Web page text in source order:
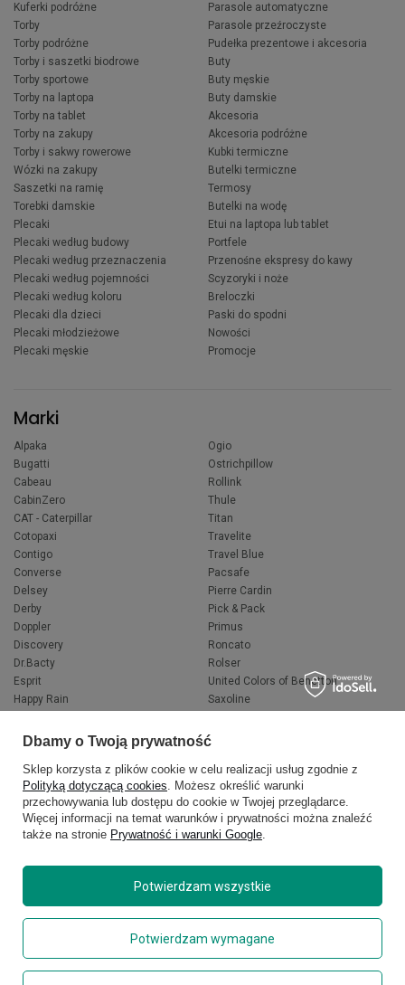
Kuferki podróżne
Torby
Torby podróżne
Torby i saszetki biodrowe
Torby sportowe
Torby na laptopa
Torby na tablet
Torby na zakupy
Torby i sakwy rowerowe
Wózki na zakupy
Saszetki na ramię
Torebki damskie
Plecaki
Plecaki według budowy
Plecaki według przeznaczenia
Plecaki według pojemności
Plecaki według koloru
Plecaki dla dzieci
Plecaki młodzieżowe
Plecaki męskie
Parasole automatyczne
Parasole przeźroczyste
Pudełka prezentowe i akcesoria
Buty
Buty męskie
Buty damskie
Akcesoria
Akcesoria podróżne
Kubki termiczne
Butelki termiczne
Termosy
Butelki na wodę
Etui na laptopa lub tablet
Portfele
Przenośne ekspresy do kawy
Scyzoryki i noże
Breloczki
Paski do spodni
Nowości
Promocje
Marki
Alpaka
Bugatti
Cabeau
CabinZero
CAT - Caterpillar
Cotopaxi
Contigo
Converse
Delsey
Derby
Doppler
Discovery
Dr.Bacty
Esprit
Happy Rain
Hedgren
Jeep
Knirps
LEGO
Muitomas
National Geographic
Ogio
Ostrichpillow
Rollink
Thule
Titan
Travelite
Travel Blue
Pacsafe
Pierre Cardin
Pick & Pack
Primus
Roncato
Rolser
United Colors of Benetton
Saxoline
Wenger
Volkswagen
XD Design
Zojirushi
FLYNKA
VANS
Dbamy o Twoją prywatność
Sklep korzysta z plików cookie w celu realizacji usług zgodnie z
Polityką dotyczącą cookies. Możesz określić warunki
przechowywania lub dostępu do cookie w Twojej przeglądarce.
Więcej informacji na temat warunków i prywatności można znaleźć
także na stronie Prywatność i warunki Google.
Potwierdzam wymagane
Potwierdzam wszystkie